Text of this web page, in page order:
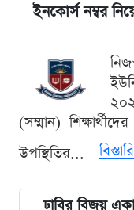
ইনকোর্স নম্বর
(সম্মান)
উপস্থিতির...
ঢাবির বিজয়